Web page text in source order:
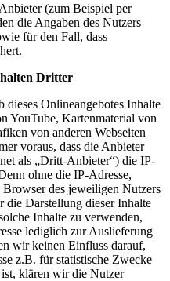
(zum Beispiel per
die Angaben des Nutzers
für den Fall, dass
Dritter
dieses Onlineangebotes Inhalte
YouTube, Kartenmaterial von
von anderen Webseiten
voraus, dass die Anbieter
als „Dritt-Anbieter“) die IP-
ohne die IP-Adresse,
des jeweiligen Nutzers
die Darstellung dieser Inhalte
Inhalte zu verwenden,
lediglich zur Auslieferung
wir keinen Einfluss darauf,
z.B. für statistische Zwecke
klären wir die Nutzer